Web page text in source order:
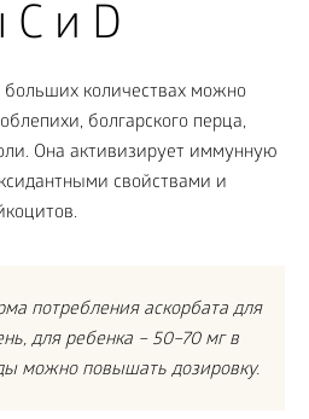
и D
количествах можно
болгарского перца,
Она активизирует иммунную
свойствами и
потребления аскорбата для
для ребенка – 50–70 мг в
можно повышать дозировку.